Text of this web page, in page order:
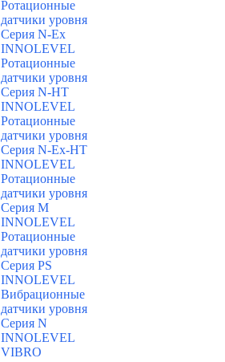
Ротационные
датчики уровня
Серия N-Ex
INNOLEVEL
Ротационные
датчики уровня
Серия N-HT
INNOLEVEL
Ротационные
датчики уровня
Серия N-Ex-HT
INNOLEVEL
Ротационные
датчики уровня
Серия M
INNOLEVEL
Ротационные
датчики уровня
Серия PS
INNOLEVEL
Вибрационные
датчики уровня
Серия N
INNOLEVEL
VIBRO